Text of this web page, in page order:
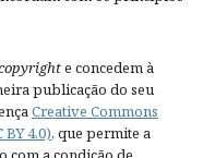
e concedem à
publicação do seu
Creative Commons
4.0), que permite a